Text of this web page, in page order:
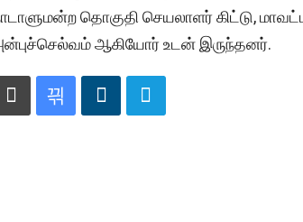
தொகுதி செயலாளர் கிட்டு,
ஆகியோர் உடன் இருந்தனர்.